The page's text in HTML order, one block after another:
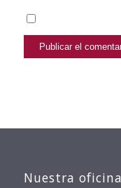
Nuestra oficina